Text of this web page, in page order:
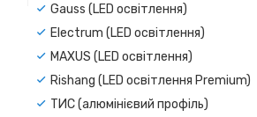
Gauss (LED освітлення)
Electrum (LED освітлення)
MAXUS (LED освітлення)
Rishang (LED освітлення Premium)
ТИС (алюмінієвий профіль)